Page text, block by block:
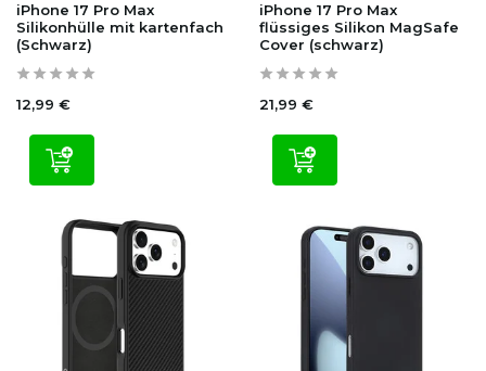
iPhone 17 Pro Max
Silikonhülle mit kartenfach
(Schwarz)
12,99 €
iPhone 17 Pro Max
flüssiges Silikon MagSafe
Cover (schwarz)
21,99 €